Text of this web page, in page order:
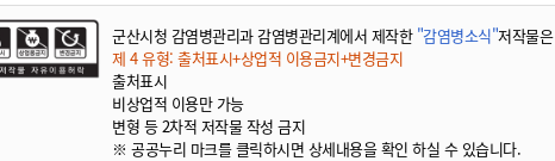
군산시청 감염병관리과 감염병관리계에서 제작한 "감염병소식"저작물은
제 4 유형: 출처표시+상업적 이용금지+변경금지
출처표시
비상업적 이용만 가능
변형 등 2차적 저작물 작성 금지
※ 공공누리 마크를 클릭하시면 상세내용을 확인 하실 수 있습니다.